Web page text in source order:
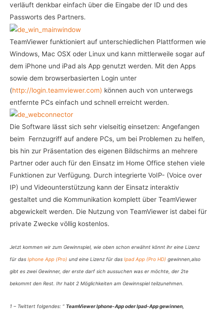
verläuft denkbar einfach über die Eingabe der ID und des
Passworts des Partners.
TeamViewer funktioniert auf unterschiedlichen Plattformen wie
Windows, Mac OSX oder Linux und kann mittlerweile sogar auf
dem iPhone und iPad als App genutzt werden. Mit den Apps
sowie dem browserbasierten Login unter
(http://login.teamviewer.com) können auch von unterwegs
entfernte PCs einfach und schnell erreicht werden.
Die Software lässt sich sehr vielseitig einsetzen: Angefangen
beim Fernzugriff auf andere PCs, um bei Problemen zu helfen,
bis hin zur Präsentation des eigenen Bildschirms an mehrere
Partner oder auch für den Einsatz im Home Office stehen viele
Funktionen zur Verfügung. Durch integrierte VoIP- (Voice over
IP) und Videounterstützung kann der Einsatz interaktiv
gestaltet und die Kommunikation komplett über TeamViewer
abgewickelt werden. Die Nutzung von TeamViewer ist dabei für
private Zwecke völlig kostenlos.
Jetzt kommen wir zum Gewinnspiel, wie oben schon erwähnt könnt ihr eine Lizenz
für das Iphone App (Pro) und eine Lizenz für das Ipad App (Pro HD) gewinnen,also
gibt es zwei Gewinner, der erste darf sich aussuchen was er möchte, der 2te
bekommt den Rest. Ihr habt 2 Möglichkeiten am Gewinnspiel teilzunehmen.
1 – Twittert folgendes: ” TeamViewer Iphone-App oder Ipad-App gewinnen,